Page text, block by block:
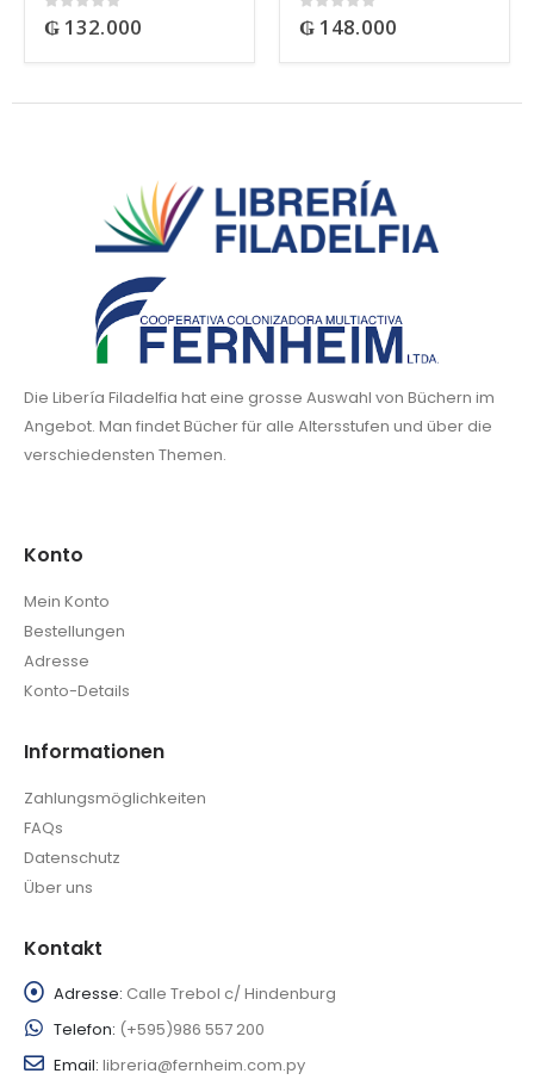
0out of 5
₲ 132.000 0out of 5
₲ 148.000
Die Libería Filadelfia hat eine grosse Auswahl von Büchern im
Angebot. Man findet Bücher für alle Altersstufen und über die
verschiedensten Themen.
Konto
Mein Konto
Bestellungen
Adresse
Konto-Details
Informationen
Zahlungsmöglichkeiten
FAQs
Datenschutz
Über uns
Kontakt
Adresse: Calle Trebol c/ Hindenburg
Telefon: (+595)986 557 200
Email: libreria@fernheim.com.py